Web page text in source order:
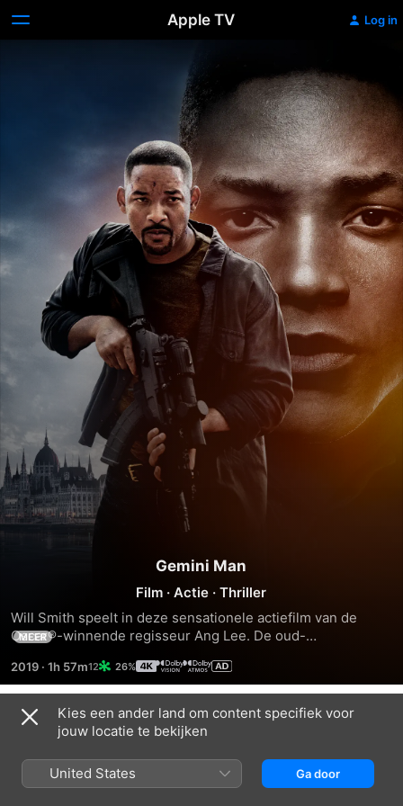
Apple TV Log in
Gemini Man
Film ·Actie ·Thriller
Will Smith speelt in deze sensationele actiefilm van de
Oscar®-winnende regisseur Ang Lee. De oud-
zijn ultieme vijand - een jongere kloon van zichzelf. Vol
epische gevechtsscènes en baanbrekende visuele effecten
is Gemini Man de toekomst van actiefilms.
MEER
2019 · 1h 57m 26%
Trailers
Kies een ander land om content specifiek voor
jouw locatie te bekijken
United States Ga door